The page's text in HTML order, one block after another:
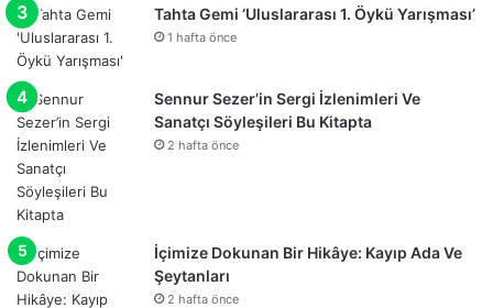
Tahta Gemi ‘Uluslararası 1. Öykü Yarışması’
1 hafta önce
Sennur Sezer’in Sergi İzlenimleri Ve
Sanatçı Söyleşileri Bu Kitapta
2 hafta önce
İçimize Dokunan Bir Hikâye: Kayıp Ada Ve
Şeytanları
2 hafta önce